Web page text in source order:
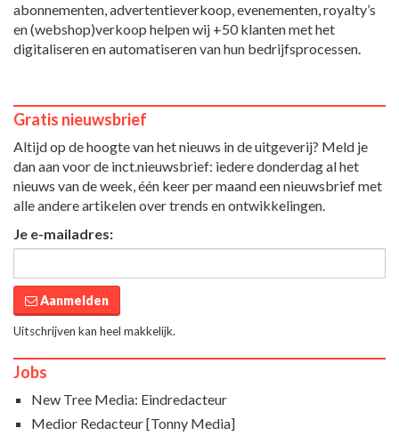
abonnementen, advertentieverkoop, evenementen, royalty’s
en (webshop)verkoop helpen wij +50 klanten met het
digitaliseren en automatiseren van hun bedrijfsprocessen.
Gratis nieuwsbrief
Altijd op de hoogte van het nieuws in de uitgeverij? Meld je
dan aan voor de inct.nieuwsbrief: iedere donderdag al het
nieuws van de week, één keer per maand een nieuwsbrief met
alle andere artikelen over trends en ontwikkelingen.
Je e-mailadres:
Aanmelden
Uitschrijven kan heel makkelijk.
Jobs
New Tree Media: Eindredacteur
Medior Redacteur [Tonny Media]